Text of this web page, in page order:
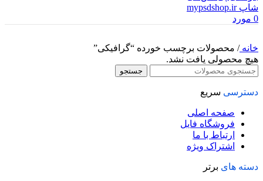
0 مورد
خانه/ محصولات برچسب خورده “گرافیکی”
هیچ محصولی یافت نشد.
جستجو
دسترسی سریع
صفحه اصلی
فروشگاه فایل
ارتباط با ما
اشتراک ویژه
دسته های برتر